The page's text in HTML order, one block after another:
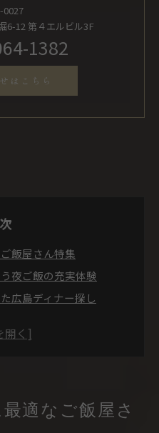
0027
6-12 第４エルビル3F
1382
はこちら
飯屋さん特集
夜ご飯の充実体験
広島ディナー探し
ご飯屋さん情報
選ぶディナー時間
適なご飯屋さ